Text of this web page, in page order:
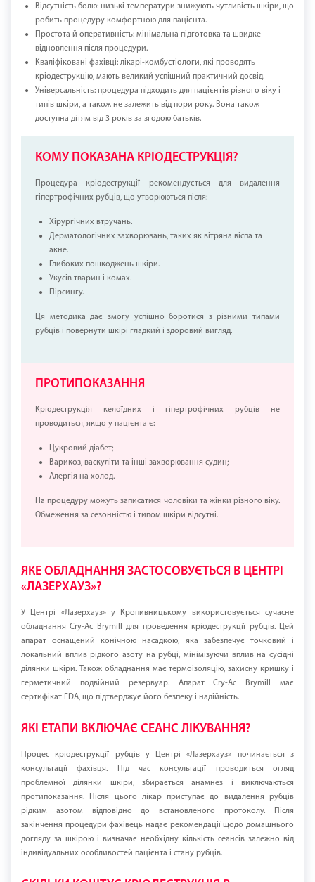
Відсутність болю: низькі температури знижують чутливість шкіри, що
робить процедуру комфортною для пацієнта.
Простота й оперативність: мінімальна підготовка та швидке
відновлення після процедури.
Кваліфіковані фахівці: лікарі-комбустіологи, які проводять
кріодеструкцію, мають великий успішний практичний досвід.
Універсальність: процедура підходить для пацієнтів різного віку і
типів шкіри, а також не залежить від пори року. Вона також
доступна дітям від 3 років за згодою батьків.
КОМУ ПОКАЗАНА КРІОДЕСТРУКЦІЯ?
Процедура кріодеструкції рекомендується для видалення
гіпертрофічних рубців, що утворюються після:
Хірургічних втручань.
Дерматологічних захворювань, таких як вітряна віспа та
акне.
Глибоких пошкоджень шкіри.
Укусів тварин і комах.
Пірсингу.
Ця методика дає змогу успішно боротися з різними типами
рубців і повернути шкірі гладкий і здоровий вигляд.
ПРОТИПОКАЗАННЯ
Кріодеструкція келоїдних і гіпертрофічних рубців не
проводиться, якщо у пацієнта є:
Цукровий діабет;
Варикоз, васкуліти та інші захворювання судин;
Алергія на холод.
На процедуру можуть записатися чоловіки та жінки різного віку.
Обмеження за сезонністю і типом шкіри відсутні.
ЯКЕ ОБЛАДНАННЯ ЗАСТОСОВУЄТЬСЯ В ЦЕНТРІ
«ЛАЗЕРХАУЗ»?
У Центрі «Лазерхауз» у Кропивницькому використовується сучасне
обладнання Cry-Ac Brymill для проведення кріодеструкції рубців. Цей
апарат оснащений конічною насадкою, яка забезпечує точковий і
локальний вплив рідкого азоту на рубці, мінімізуючи вплив на сусідні
ділянки шкіри. Також обладнання має термоізоляцію, захисну кришку і
герметичний подвійний резервуар. Апарат Cry-Ac Brymill має
сертифікат FDA, що підтверджує його безпеку і надійність.
ЯКІ ЕТАПИ ВКЛЮЧАЄ СЕАНС ЛІКУВАННЯ?
Процес кріодеструкції рубців у Центрі «Лазерхауз» починається з
консультації фахівця. Під час консультації проводиться огляд
проблемної ділянки шкіри, збирається анамнез і виключаються
протипоказання. Після цього лікар приступає до видалення рубців
рідким азотом відповідно до встановленого протоколу. Після
закінчення процедури фахівець надає рекомендації щодо домашнього
догляду за шкірою і визначає необхідну кількість сеансів залежно від
індивідуальних особливостей пацієнта і стану рубців.